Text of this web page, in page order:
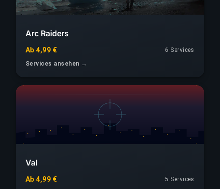
Arc Raiders
Ab 4,99 €
6 Services
Services ansehen →
Val
Ab 4,99 €
5 Services